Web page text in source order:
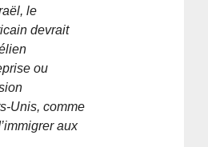
le
devrait
ou
Unis, comme
aux